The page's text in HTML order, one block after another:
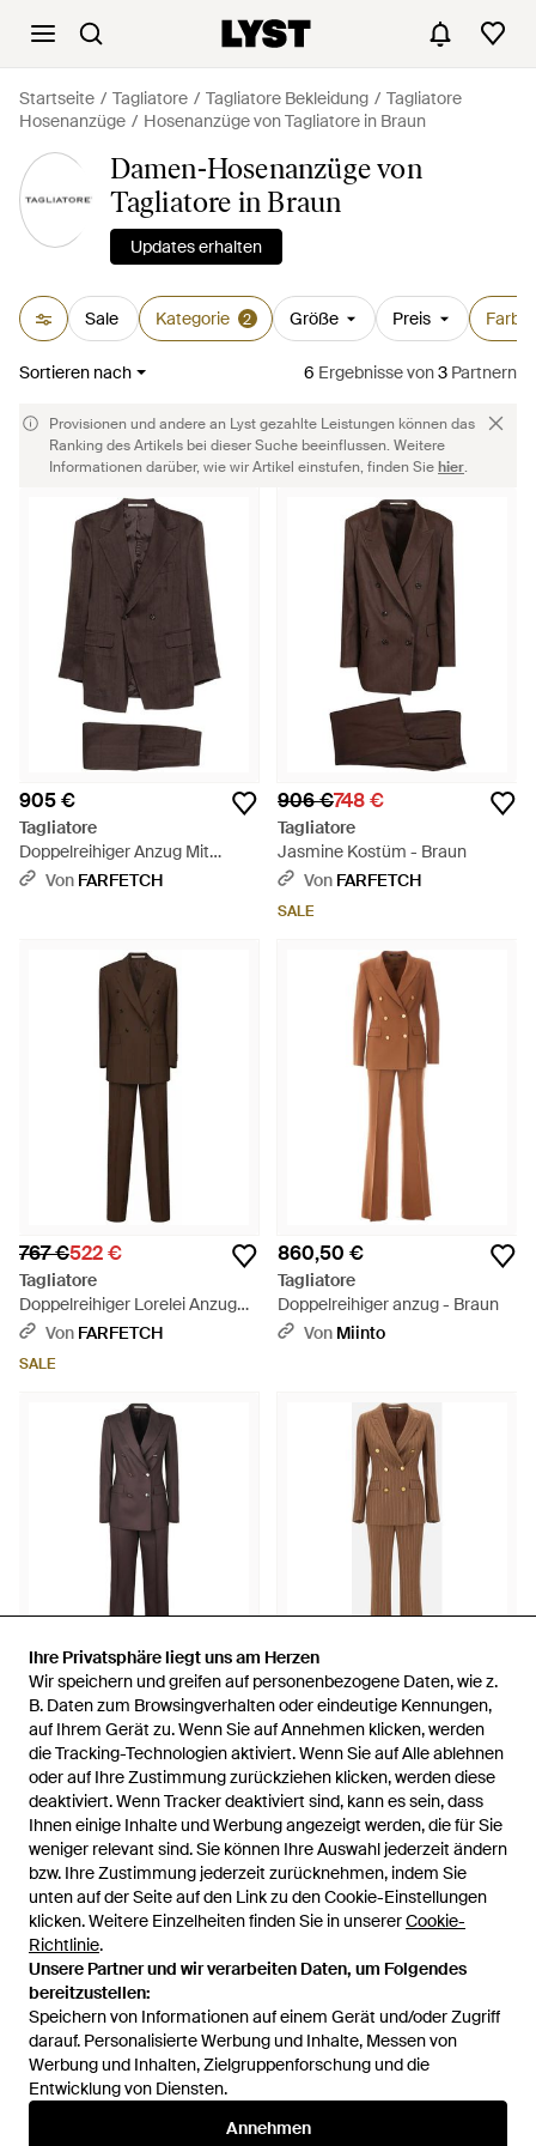
Ihre Privatsphäre liegt uns am Herzen
Wir speichern und greifen auf personenbezogene Daten, wie z.
B. Daten zum Browsingverhalten oder eindeutige Kennungen,
auf Ihrem Gerät zu. Wenn Sie auf Annehmen klicken, werden
die Tracking-Technologien aktiviert. Wenn Sie auf Alle ablehnen
oder auf Ihre Zustimmung zurückziehen klicken, werden diese
deaktiviert. Wenn Tracker deaktiviert sind, kann es sein, dass
Ihnen einige Inhalte und Werbung angezeigt werden, die für Sie
weniger relevant sind. Sie können Ihre Auswahl jederzeit ändern
bzw. Ihre Zustimmung jederzeit zurücknehmen, indem Sie
unten auf der Seite auf den Link zu den Cookie-Einstellungen
klicken. Weitere Einzelheiten finden Sie in unsererCookie-
Richtlinie.
Unsere Partner und wir verarbeiten Daten, um Folgendes
bereitzustellen:
Speichern von Informationen auf einem Gerät und/oder Zugriff
darauf. Personalisierte Werbung und Inhalte, Messen von
Werbung und Inhalten, Zielgruppenforschung und die
Entwicklung von Diensten.
Annehmen
Ihre Privatsphäre liegt uns am Herzen
Wir speichern und greifen auf personenbezogene Daten, wie z.
B. Daten zum Browsingverhalten oder eindeutige Kennungen,
auf Ihrem Gerät zu. Wenn Sie auf Annehmen klicken, werden
die Tracking-Technologien aktiviert. Wenn Sie auf Alle ablehnen
oder auf Ihre Zustimmung zurückziehen klicken, werden diese
deaktiviert. Wenn Tracker deaktiviert sind, kann es sein, dass
Ihnen einige Inhalte und Werbung angezeigt werden, die für Sie
weniger relevant sind. Sie können Ihre Auswahl jederzeit ändern
bzw. Ihre Zustimmung jederzeit zurücknehmen, indem Sie
unten auf der Seite auf den Link zu den Cookie-Einstellungen
klicken. Weitere Einzelheiten finden Sie in unsererCookie-
Richtlinie.
Unsere Partner und wir verarbeiten Daten, um Folgendes
bereitzustellen:
Speichern von Informationen auf einem Gerät und/oder Zugriff
darauf. Personalisierte Werbung und Inhalte, Messen von
Werbung und Inhalten, Zielgruppenforschung und die
Entwicklung von Diensten.
Annehmen
Startseite Tagliatore Tagliatore Bekleidung
Tagliatore
Hosenanzüge
Hosenanzüge von Tagliatore in Braun
Damen-Hosenanzüge von
Tagliatore in Braun
Updates erhalten
Sale Kategorie 2 Größe Preis Farbe
Sortieren nach 6 Ergebnissevon3 Partnern
Provisionen und andere an Lyst gezahlte Leistungen können das
Ranking des Artikels bei dieser Suche beeinflussen. Weitere
Informationen darüber, wie wir Artikel einstufen, finden Siehier.
905 €
Tagliatore
Doppelreihiger Anzug Mit
Nadelstreifen - Braun
Von FARFETCH
906 €748 €
Tagliatore
Jasmine Kostüm - Braun
Von FARFETCH
SALE
767 €522 €
Tagliatore
Doppelreihiger Lorelei Anzug
Mit Nadelstreifen - Braun
Von FARFETCH
SALE
860,50 €
Tagliatore
Doppelreihiger anzug - Braun
Von Miinto
530 €
Tagliatore
Doppelreihiger T-Parigi Anzug -
Braun
VonFARFETCH
AUSVERKAUFT
1.023 €
Tagliatore
Zweiteiliger Anzug Aus Parigi-
Leinen, Brauner Nadelstreifen -
Braun
Von Balardi
AUSVERKAUFT
International